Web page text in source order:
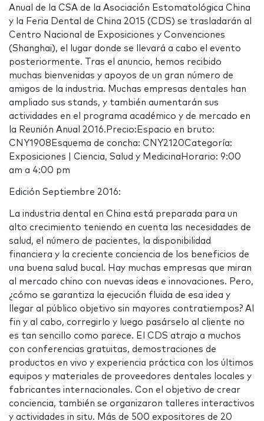
Anual de la CSA de la Asociación Estomatológica China
y la Feria Dental de China 2015 (CDS) se trasladarán al
Centro Nacional de Exposiciones y Convenciones
(Shanghai), el lugar donde se llevará a cabo el evento
posteriormente. Tras el anuncio, hemos recibido
muchas bienvenidas y apoyos de un gran número de
amigos de la industria. Muchas empresas dentales han
ampliado sus stands, y también aumentarán sus
actividades en el programa académico y de mercado en
la Reunión Anual 2016.Precio:Espacio en bruto:
CNY1908Esquema de concha: CNY2120Categoría:
Exposiciones | Ciencia, Salud y MedicinaHorario: 9:00
am a 4:00 pm
Edición Septiembre 2016:
La industria dental en China está preparada para un
alto crecimiento teniendo en cuenta las necesidades de
salud, el número de pacientes, la disponibilidad
financiera y la creciente conciencia de los beneficios de
una buena salud bucal. Hay muchas empresas que miran
al mercado chino con nuevas ideas e innovaciones. Pero,
¿cómo se garantiza la ejecución fluida de esa idea y
llegar al público objetivo sin mayores contratiempos? Al
fin y al cabo, corregirlo y luego pasárselo al cliente no
es tan sencillo como parece. El CDS atrajo a muchos
con conferencias gratuitas, demostraciones de
productos en vivo y experiencia práctica con los últimos
equipos y materiales de proveedores dentales locales y
fabricantes internacionales. Con el objetivo de crear
conciencia, también se organizaron talleres interactivos
y actividades in situ. Más de 500 expositores de 20